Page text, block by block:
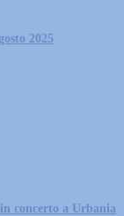
2025
concerto a Urbania